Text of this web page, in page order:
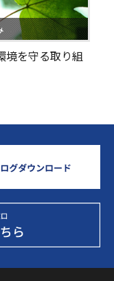
境を守る取り組